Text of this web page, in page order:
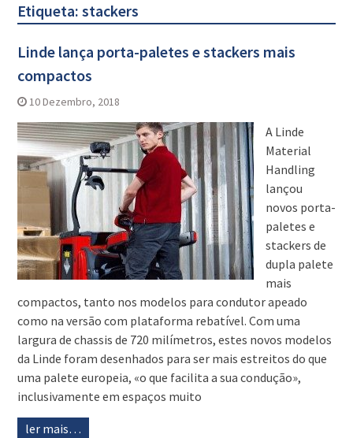
Etiqueta: stackers
Linde lança porta-paletes e stackers mais
compactos
10 Dezembro, 2018
A Linde
Material
Handling
lançou
novos porta-
paletes e
stackers de
dupla palete
mais
compactos, tanto nos modelos para condutor apeado
como na versão com plataforma rebatível. Com uma
largura de chassis de 720 milímetros, estes novos modelos
da Linde foram desenhados para ser mais estreitos do que
uma palete europeia, «o que facilita a sua condução»,
inclusivamente em espaços muito
ler mais…